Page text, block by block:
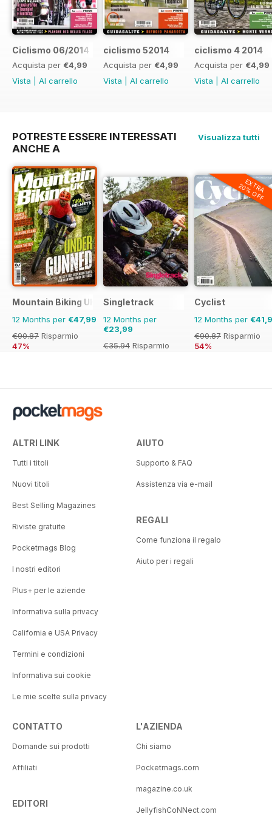
Ciclismo 06/2014
Acquista per €4,99
Vista
Al carrello
ciclismo 52014
Acquista per €4,99
Vista
Al carrello
ciclismo 4 2014
Acquista per €4,99
Vista
Al carrello
POTRESTE ESSERE INTERESSATI
ANCHE A
Visualizza tutti
Mountain Biking UK
12 Months per €47,99
€90.87 Risparmio
47%
Singletrack
12 Months per
€23,99
€35.94 Risparmio
EXTRA
20% OFF
Cyclist
12 Months per
€90.87 Risparmio
54%
ALTRI LINK
Tutti i titoli
Nuovi titoli
Best Selling Magazines
Riviste gratuite
Pocketmags Blog
I nostri editori
Plus+ per le aziende
Informativa sulla privacy
California e USA Privacy
Termini e condizioni
Informativa sui cookie
Le mie scelte sulla privacy
AIUTO
Supporto & FAQ
Assistenza via e-mail
REGALI
Come funziona il regalo
Aiuto per i regali
CONTATTO
Domande sui prodotti
Affiliati
EDITORI
L'AZIENDA
Chi siamo
Pocketmags.com
magazine.co.uk
JellyfishCoNNect.com